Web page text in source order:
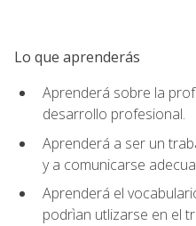
Lo que aprenderás
Aprenderá sobre la
desarrollo profesional.
Aprenderá a ser un
y a comunicarse
Aprenderá el
podrìan utlizarse en el